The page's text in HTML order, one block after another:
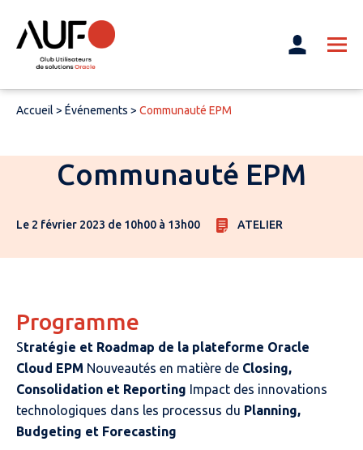
Accueil > Événements > Communauté EPM
Communauté EPM
Le 2 février 2023 de 10h00 à 13h00 ATELIER
Programme
Stratégie et Roadmap de la plateforme Oracle
Cloud EPM Nouveautés en matière de Closing,
Consolidation et Reporting Impact des innovations
technologiques dans les processus du Planning,
Budgeting et Forecasting